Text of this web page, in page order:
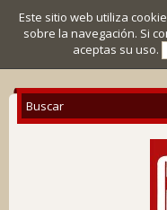
Este sitio web utiliza
sobre la navegación. Si
aceptas su uso.